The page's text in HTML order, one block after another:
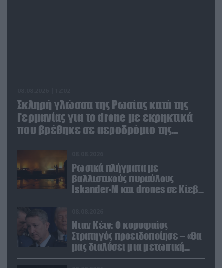
Σκληρή γλώσσα της Ρωσίας κατά της
Γερμανίας για το drone με εκρηκτικά
που βρέθηκε σε αεροδρόμιο της
Λειψίας
Ρωσικά πλήγματα με
βαλλιστικούς πυραύλους
Iskander-M και drones σε Κίεβο
και Ντνιπροπετρόφσκ: Ισχυρές
Νταν Κέιν: Ο κορυφαίος
Στρατηγός προειδοποίησε – «Θα
μας διαλύσει μια μετωπική
σύγκρουση με το Ιράν» – Τι